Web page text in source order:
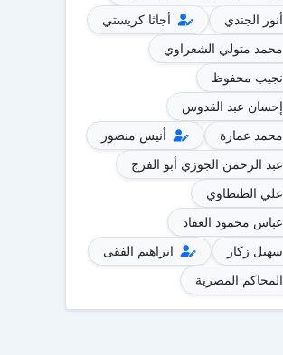
أنور الجندي
أجاثا كريستي
محمد متولي الشعراوي
نجيب محفوظ
إحسان عبد القدوس
محمد عمارة
أنيس منصور
عبد الرحمن الجوزي أبو الفرج
علي الطنطاوي
عباس محمود العقاد
سهيل زكار
ابراهيم الفقى
المحاكم المصرية